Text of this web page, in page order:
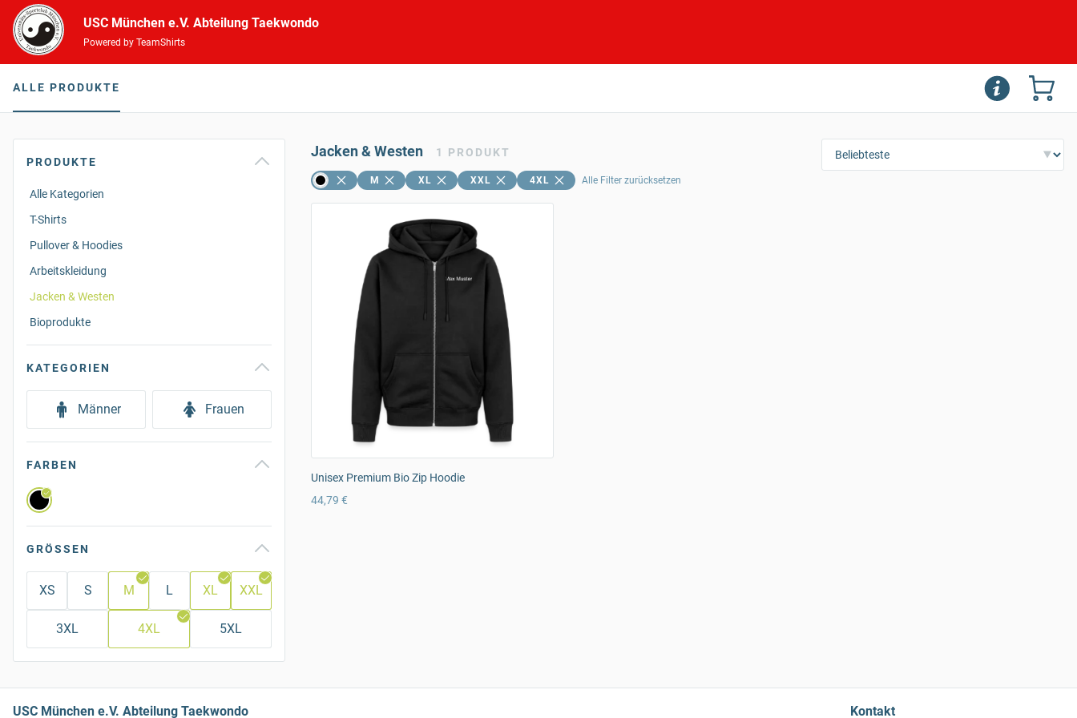
USC München e.V. Abteilung Taekwondo
Powered by TeamShirts
ALLE PRODUKTE
PRODUKTE
Alle Kategorien
T-Shirts
Pullover & Hoodies
Arbeitskleidung
Jacken & Westen
Bioprodukte
KATEGORIEN
Männer Frauen
FARBEN
GRÖSSEN
XS S M L XL XXL
3XL 4XL 5XL
Jacken & Westen 1 PRODUKT
M XL XXL 4XL Alle Filter zurücksetzen
Unisex Premium Bio Zip Hoodie
44,79 €
USC München e.V. Abteilung Taekwondo Kontakt